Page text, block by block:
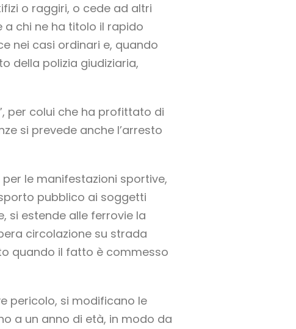
o raggiri, o cede ad altri
a chi ne ha titolo il rapido
nei casi ordinari e, quando
della polizia giudiziaria,
per colui che ha profittato di
si prevede anche l’arresto
le manifestazioni sportive,
pubblico ai soggetti
si estende alle ferrovie la
circolazione su strada
quando il fatto è commesso
pericolo, si modificano le
a un anno di età, in modo da